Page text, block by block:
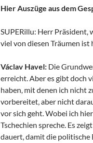
Hier Auszüge aus dem
SUPERillu: Herr Präsident,
viel von diesen Träumen ist
Václav Havel: Die
erreicht. Aber es gibt doch
haben, mit denen ich nicht
vorbereitet, aber nicht
vor sich geht. Wobei ich
Tschechien spreche. Es
dauert, damit die politische